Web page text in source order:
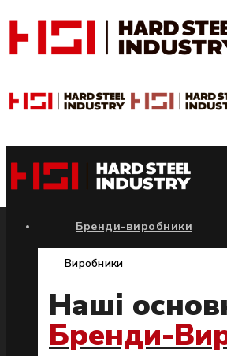
Бренди-виробники
Виробники
Наші
Бренди-